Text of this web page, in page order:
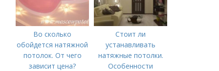
Во сколько
обойдется натяжной
потолок. От чего
зависит цена?
Стоит ли
устанавливать
натяжные потолки.
Особенности